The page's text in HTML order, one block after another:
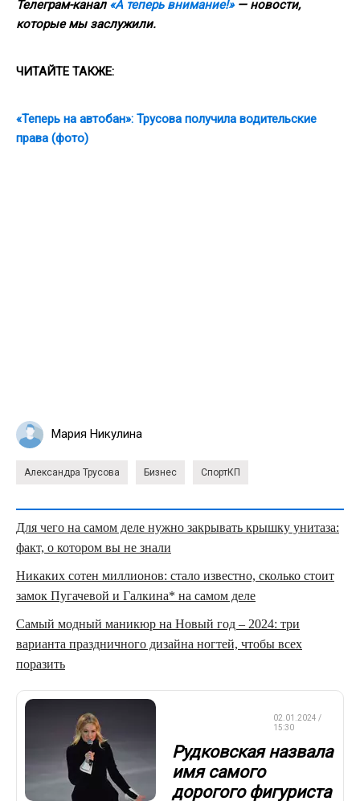
Телеграм-канал «А теперь внимание!»— новости,
которые мы заслужили.
ЧИТАЙТЕ ТАКЖЕ:
«Теперь на автобан»: Трусова получила водительские
права (фото)
Мария Никулина
Александра Трусова Бизнес СпортКП
Для чего на самом деле нужно закрывать крышку унитаза:
факт, о котором вы не знали
Никаких сотен миллионов: стало известно, сколько стоит
замок Пугачевой и Галкина* на самом деле
Самый модный маникюр на Новый год – 2024: три
варианта праздничного дизайна ногтей, чтобы всех
поразить
02.01.2024 /
15:30
Рудковская назвала
имя самого
дорогого фигуриста